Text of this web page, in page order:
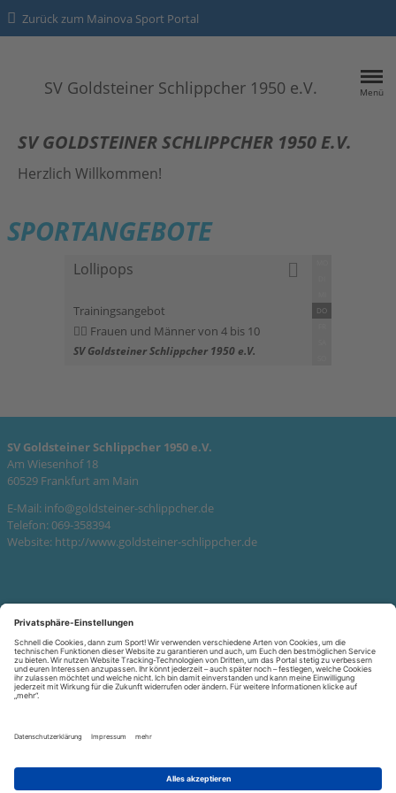
Zurück zum Mainova Sport Portal
Menü
SV Goldsteiner Schlippcher 1950 e.V.
HOME
SPORTANGEBOTE
Kontakt
Datenschutz
SV GOLDSTEINER SCHLIPPCHER 1950 E.V.
Herzlich Willkommen!
SPORTANGEBOTE
Lollipops
Trainingsangebot
Frauen und Männer von 4 bis 10
SV Goldsteiner Schlippcher 1950 e.V.
DO
SV Goldsteiner Schlippcher 1950 e.V.
Am Wiesenhof 18
60529 Frankfurt am Main
E-Mail: info@goldsteiner-schlippcher.de
Telefon: 069-358394
Website: http://www.goldsteiner-schlippcher.de
SITEMAP
Kontakt
KONTAKT
Kontakt aufnehmen